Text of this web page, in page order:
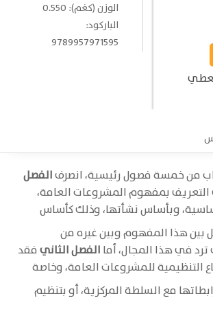
الوزن (كغم): 0.550
الباركود:
9789957971595
من خمسة فصول رئيسية، انصرفالفصل
التعريف بمفهوم المشروعات العامة،
وبأساس نشأتها، وذلك كأساس
بين هذا المفهوم وبين غيره من
في هذا المجال، أما الفصل الثاني فقد
التنظيمية للمشروعات العامة، وخاصة
مع السلطة المركزية، أو بتنظيم